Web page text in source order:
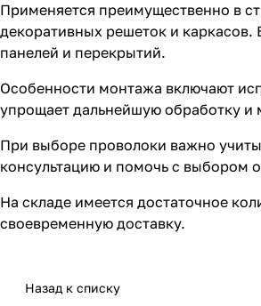
Применяется преимущественно в
декоративных решеток и
панелей и перекрытий.
Особенности монтажа включают
упрощает дальнейшую обработку и
При выборе проволоки важно
консультацию и помочь с выбором
На складе имеется достаточное
своевременную доставку.
Назад к списку